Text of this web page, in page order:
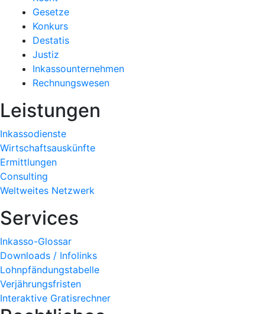
Gesetze
Konkurs
Destatis
Justiz
Inkassounternehmen
Rechnungswesen
Leistungen
Inkassodienste
Wirtschaftsauskünfte
Ermittlungen
Consulting
Weltweites Netzwerk
Services
Inkasso-Glossar
Downloads / Infolinks
Lohnpfändungstabelle
Verjährungsfristen
Interaktive Gratisrechner